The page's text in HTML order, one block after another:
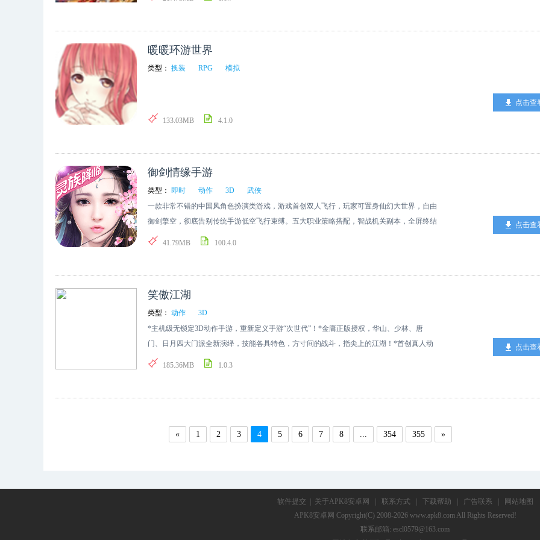
暖暖环游世界
类型： 换装 RPG 模拟
133.03MB 4.1.0
点击查
御剑情缘手游
类型： 即时 动作 3D
武侠
一款非常不错的中国风角色扮演类游戏，游戏首创双人飞行，玩家可置身仙幻大世界，自由
御剑擎空，彻底告别传统手游低空飞行束缚。五大职业策略搭配，智战机关副本，全屏终结
技劲爽激战，甜蜜婚恋交友寻爱。更有个性捏脸、炫丽时装、多样飞剑、萌宠育成等颜控必
41.79MB 100.4.0
点击查
笑傲江湖
类型： 动作
3D
*主机级无锁定3D动作手游，重新定义手游“次世代”！*金庸正版授权，华山、少林、唐
门、日月四大门派全新演绎，技能各具特色，方寸间的战斗，指尖上的江湖！*首创真人动
作捕捉技术，精确还原武学招式，完美诠释真动作，力求带来逼真的打斗和畅爽的打击感!
185.36MB 1.0.3
点击查
« 1 2 3 4 5 6 7 8 ... 354 355 »
软件提交 关于APK8安卓网 联系方式 下载帮助 广告联系
网站地图
APK8安卓网 Copyright(C) 2008-2026 www.apk8.com All Rights Reserved!
联系邮箱: escl0579@163.com